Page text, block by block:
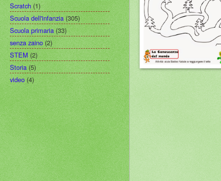
Scratch (1)
Scuola dell'infanzia (305)
Scuola primaria (33)
senza zaino (2)
STEM (2)
Storia (5)
video (4)